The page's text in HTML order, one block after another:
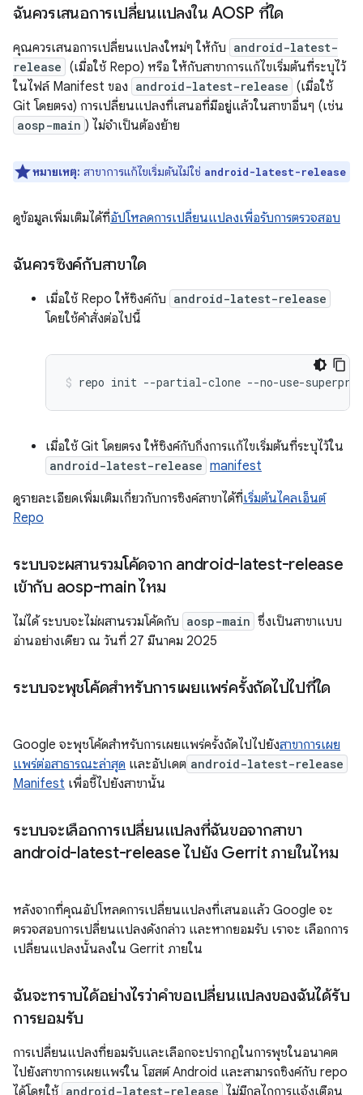
ฉันควรเสนอการเปลี่ยนแปลงใน AOSP ที่ใด
คุณควรเสนอการเปลี่ยนแปลงใหม่ๆ ให้กับ android-latest-
release (เมื่อใช้ Repo) หรือ ให้กับสาขาการแก้ไขเริ่มต้นที่ระบุไว้
ในไฟล์ Manifest ของ android-latest-release (เมื่อใช้
Git โดยตรง) การเปลี่ยนแปลงที่เสนอที่มีอยู่แล้วในสาขาอื่นๆ (เช่น
aosp-main ) ไม่จําเป็นต้องย้าย
หมายเหตุ: สาขาการแก้ไขเริ่มต้นไม่ใช่ android-latest-release
ดูข้อมูลเพิ่มเติมได้ที่อัปโหลดการเปลี่ยนแปลงเพื่อรับการตรวจสอบ
ฉันควรซิงค์กับสาขาใด
เมื่อใช้ Repo ให้ซิงค์กับ android-latest-release
โดยใช้คำสั่งต่อไปนี้
repo init --partial-clone --no-use-
เมื่อใช้ Git โดยตรง ให้ซิงค์กับกิ่งการแก้ไขเริ่มต้นที่ระบุไว้ใน
android-latest-release manifest
ดูรายละเอียดเพิ่มเติมเกี่ยวกับการซิงค์สาขาได้ที่เริ่มต้นไคลเอ็นต์
Repo
ระบบจะผสานรวมโค้ดจาก android-latest-release
เข้ากับ aosp-main ไหม
ไม่ได้ ระบบจะไม่ผสานรวมโค้ดกับ aosp-main ซึ่งเป็นสาขาแบบ
อ่านอย่างเดียว ณ วันที่ 27 มีนาคม 2025
ระบบจะพุชโค้ดสำหรับการเผยแพร่ครั้งถัดไปไปที่ใด
Google จะพุชโค้ดสำหรับการเผยแพร่ครั้งถัดไปไปยังสาขาการเผย
แพร่ต่อสาธารณะล่าสุด และอัปเดต android-latest-release
Manifest เพื่อชี้ไปยังสาขานั้น
ระบบจะเลือกการเปลี่ยนแปลงที่ฉันขอจากสาขา
android-latest-release ไปยัง Gerrit ภายในไหม
หลังจากที่คุณอัปโหลดการเปลี่ยนแปลงที่เสนอแล้ว Google จะ
ตรวจสอบการเปลี่ยนแปลงดังกล่าว และหากยอมรับ เราจะ เลือกการ
เปลี่ยนแปลงนั้นลงใน Gerrit ภายใน
ฉันจะทราบได้อย่างไรว่าคำขอเปลี่ยนแปลงของฉันได้รับ
การยอมรับ
การเปลี่ยนแปลงที่ยอมรับและเลือกจะปรากฏในการพุชในอนาคต
ไปยังสาขาการเผยแพร่ใน โฮสต์ Android และสามารถซิงค์กับ repo
ได้โดยใช้ android-latest-release ไม่มีกลไกการแจ้งเตือน